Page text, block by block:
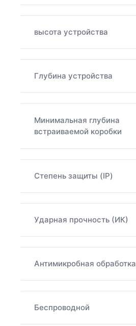
высота устройства
Глубина устройства
Минимальная глубина
встраиваемой коробки
Степень защиты (IP)
Ударная прочность (ИК)
Антимикробная обработка
Беспроводной